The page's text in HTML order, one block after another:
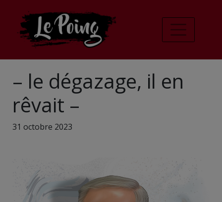
– le dégazage, il en
rêvait –
31 octobre 2023